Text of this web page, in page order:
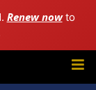
Renew nowto